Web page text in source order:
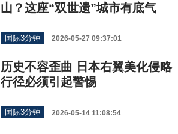
山？这座“双世遗”城市有底气
国际3分钟 2026-05-27 09:37:01
历史不容歪曲 日本右翼美化侵略
行径必须引起警惕
国际3分钟 2026-05-14 11:08:54